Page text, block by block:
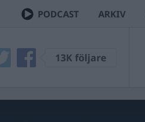
PODCAST ARKIV
13K följare